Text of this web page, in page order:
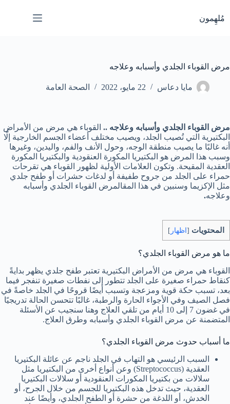
إلى
المحتوى
مُلهِمون
مرض القوباء الجلدي وأسبابه وعلاجه
مايا دعاس 22 مايو، 2022 الصحة العامة
مرض القوباء الجلدي وأسبابه وعلاجه .. القوباء هي مرض من الأمراض
البكتيرية التي تُصيب الجلد، ويصيب مختلف أعضاء الجسم الخارجية إلّا
أنه غالبًا ما يصيب منطقة الوجه، وحول الأنف والفم، واليدين، وغيرها
وسبب هذا المرض هو البكتيريا المكورة العنقودية والبكتيريا المكورة
العقدية المقيحة. وتكون العلامات الأولية لظهور القوباء هي تقرحات
حمراء على الجلد من جروح طفيفة أو لدغات حشرات أو طفح جلدي
مثل الإكزيما وسنبين في هذا المقالمرض القوباء الجلدي وأسبابه
وعلاجه.
المحتويات [ اظهار ]
ما هو مرض القوباء الجلدي؟
القوباء هي مرض من الأمراض البكتيرية تعتبر طفح جلدي يظهر بدايةً
كنقاط حمراء صغيرة على الجلد تتطور إلى نفطات صغيرة تنفجر فيما
بعد، تسبب حكة قوية ومزعجة وتسبب أيضًا قروحًا في الجلد خاصةً في
فصل الصيف وفي الأجواء الحارة والرطبة، غالبًا تتحسن الحالة تدريجيًا
في غضون 7 إلى 10 أيام من تلقي العلاج وهنا سنجيب عن الأسئلة
المتضمنة عن مرض القوباء الجلدي وأسبابه وطرق العلاج.
ما أسباب حدوث مرض القوباء الجلدي؟
السبب الرئيسي هو التهاب في الجلد ناجم عن عائلة البكتيريا
العقدية (Streptococcus) وعن أنواع أخرى من البكتيريا مثل
سلالات من بكتيريا المكورات العنقودية أو سلالات البكتيريا
العقدية، حيث تدخل هذه البكتيريا للجسم من خلال الجرح، أو
الخدش، أو اللدغة من حشرة أو الطفح الجلدي، وأيضًا عند